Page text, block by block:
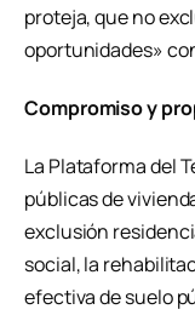
proteja, que no
oportunidades»
Compromiso y
La Plataforma del
públicas de
exclusión
social, la
efectiva de suelo